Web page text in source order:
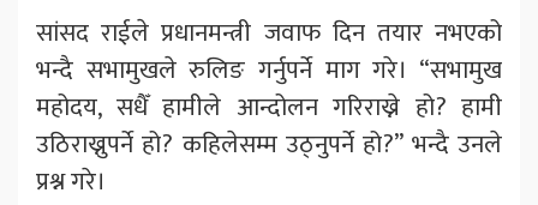
सांसद राईले प्रधानमन्त्री जवाफ दिन तयार नभएको
भन्दै सभामुखले रुलिङ गर्नुपर्ने माग गरे। “सभामुख
महोदय, सधैँ हामीले आन्दोलन गरिराख्ने हो? हामी
उठिराख्नुपर्ने हो? कहिलेसम्म उठ्नुपर्ने हो?” भन्दै उनले
प्रश्न गरे।